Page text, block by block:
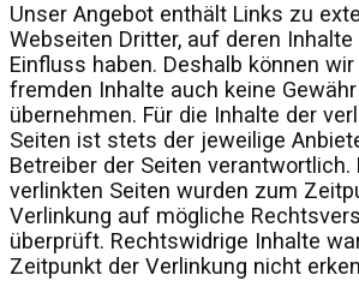
Unser Angebot enthält Links zu
Webseiten Dritter, auf deren Inhalte
Einfluss haben. Deshalb können
fremden Inhalte auch keine Gewähr
übernehmen. Für die Inhalte der
Seiten ist stets der jeweilige
Betreiber der Seiten verantwortlich.
verlinkten Seiten wurden zum
Verlinkung auf mögliche
überprüft. Rechtswidrige Inhalte
Zeitpunkt der Verlinkung nicht